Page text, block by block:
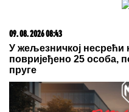
Šta dete nasleđuje od
treba da znate o genetici